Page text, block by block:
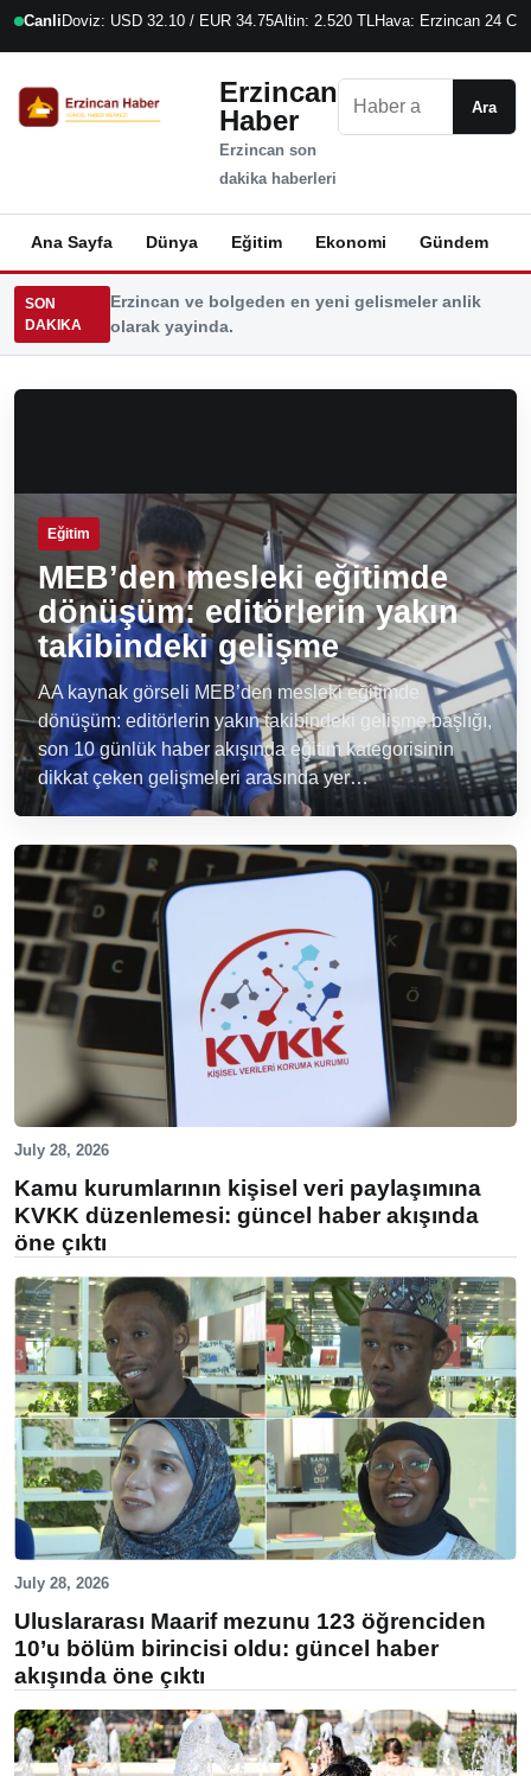
Canli Doviz: USD 32.10 / EUR 34.75Altin: 2.520 TLHava: Erzincan 24 C
Erzincan
Haber
Erzincan son
dakika haberleri
Ara
Ana Sayfa Dünya Eğitim Ekonomi Gündem
SON
DAKIKA
Erzincan ve bolgeden en yeni gelismeler anlik
olarak yayinda.
Eğitim
MEB’den mesleki eğitimde
dönüşüm: editörlerin yakın
takibindeki gelişme
AA kaynak görseli MEB’den mesleki eğitimde
dönüşüm: editörlerin yakın takibindeki gelişme başlığı,
son 10 günlük haber akışında eğitim kategorisinin
dikkat çeken gelişmeleri arasında yer…
July 28, 2026
Kamu kurumlarının kişisel veri paylaşımına
KVKK düzenlemesi: güncel haber akışında
öne çıktı
July 28, 2026
Uluslararası Maarif mezunu 123 öğrenciden
10’u bölüm birincisi oldu: güncel haber
akışında öne çıktı